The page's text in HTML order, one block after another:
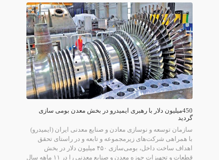
450میلیون دلار با رهبری ایمیدرو در بخش معدن بومی سازی
گردید
سازمان توسعه و نوسازی معادن و صنایع معدنی ایران (ایمیدرو)
با همراهی شرکت‌های زیرمجموعه و تابعه و در راستای تحقق
اهداف ساخت داخل، بومی‌سازی ۴۵۰ میلیون دلار در بخش
قطعات و تجهیزات حوزه معدن و صنایع معدنی را در ۱۱ ماهه سال